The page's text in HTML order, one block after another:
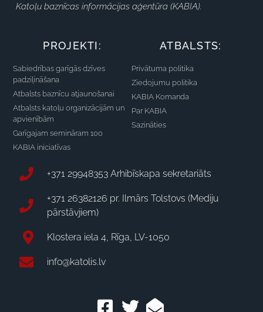
Katoļu baznīcas informācijas aģentūra (KABIA).
PROJEKTI:
Sabiedrības garīgās dzīves
padziļināšana
Atbalsts baznīcu atjaunošanai
Atbalsts katoļu organizācijām un
apvienībām
Garīgajam semināram 100
KABIA iniciatīvas
ATBALSTS:
Privātuma politika
Ziedojumu politika
KABIA Komanda
Par KABIA
Sazināties
+371 29948353 Arhibīskapa sekretariāts
+371 26382126 pr. Ilmārs Tolstovs (Mediju
pārstāvjiem)
Klostera iela 4, Rīga, LV-1050
info@katolis.lv